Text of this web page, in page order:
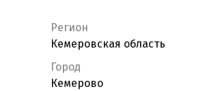
Регион
Кемеровская область
Город
Кемерово